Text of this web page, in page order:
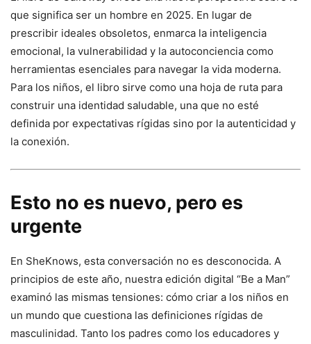
que significa ser un hombre en 2025. En lugar de
prescribir ideales obsoletos, enmarca la inteligencia
emocional, la vulnerabilidad y la autoconciencia como
herramientas esenciales para navegar la vida moderna.
Para los niños, el libro sirve como una hoja de ruta para
construir una identidad saludable, una que no esté
definida por expectativas rígidas sino por la autenticidad y
la conexión.
Esto no es nuevo, pero es
urgente
En SheKnows, esta conversación no es desconocida. A
principios de este año, nuestra edición digital “Be a Man”
examinó las mismas tensiones: cómo criar a los niños en
un mundo que cuestiona las definiciones rígidas de
masculinidad. Tanto los padres como los educadores y